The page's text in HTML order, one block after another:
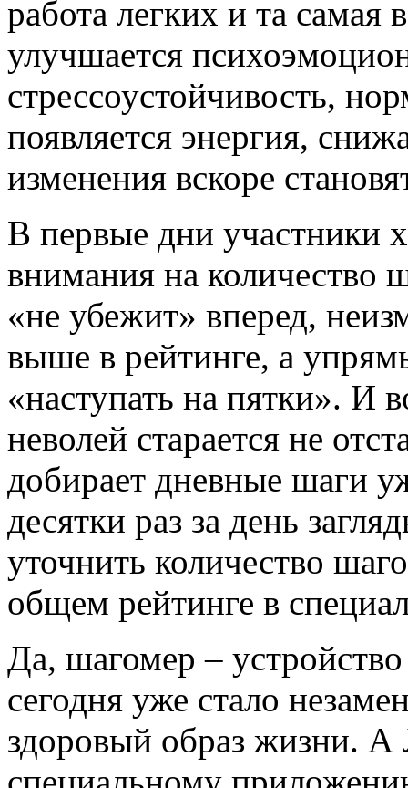
работа легких и та самая
улучшается
стрессоустойчивость,
появляется энергия,
изменения вскоре
В первые дни участники
внимания на количество
«не убежит» вперед,
выше в рейтинге, а
«наступать на пятки». И
неволей старается не
добирает дневные шаги
десятки раз за день
уточнить количество
общем рейтинге в
Да, шагомер –
сегодня уже стало
здоровый образ жизни. А